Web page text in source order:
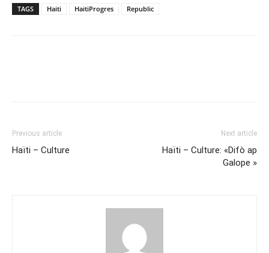
TAGS Haiti HaitiProgres Republic
Previous article
Haïti – Culture
Next article
Haïti – Culture: «Difò ap
Galope »